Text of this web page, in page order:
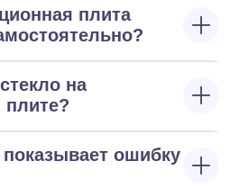
плита
на
плите?
ошибку